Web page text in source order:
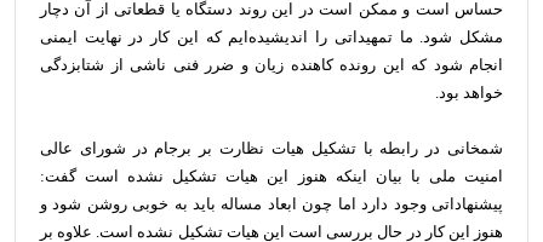
حساس است و ممکن است در این روند دستگاه یا قطعاتی از آن دچار
مشکل شود. ما تمهیداتی را اندیشیده‌ایم که این کار در نهایت ایمنی
انجام شود که این رونده کاهنده زیان و ضرر فنی ناشی از شتابزدگی
خواهد بود.
شمخانی در رابطه با تشکیل هیات نظارت بر برجام در شورای عالی
امنیت ملی با بیان اینکه هنوز این هیات تشکیل نشده است گفت:
پیشنهاداتی وجود دارد اما چون ابعاد مساله باید به خوبی روشن شود و
هنوز این کار در حال بررسی است این هیات تشکیل نشده است. علاوه بر